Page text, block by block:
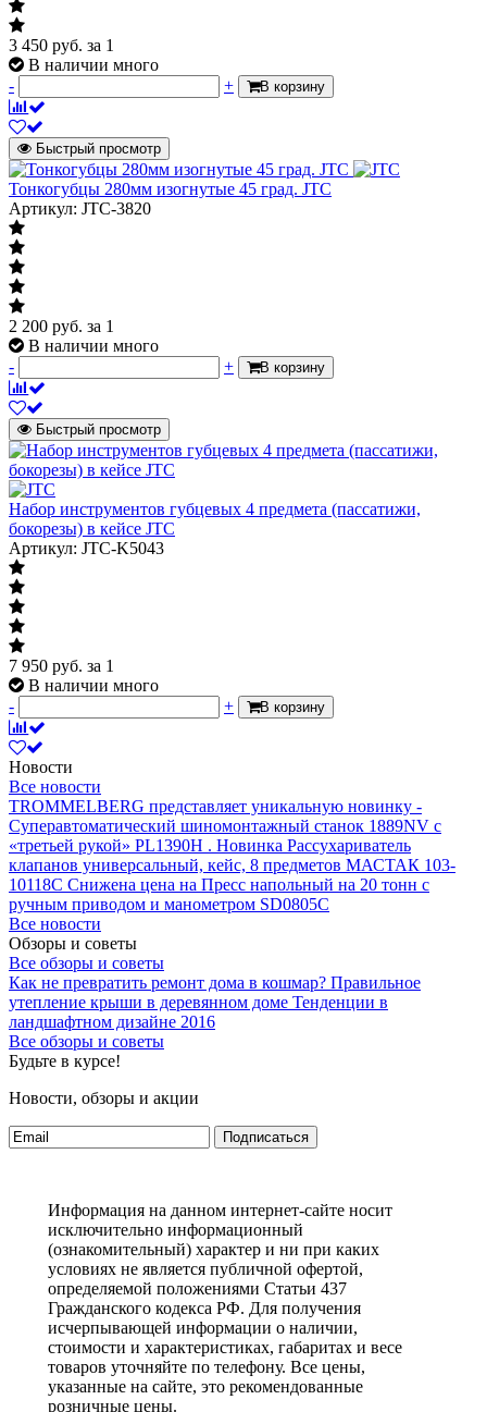
3 450 руб. за 1
В наличии много
-
+ В корзину
Быстрый просмотр
Тонкогубцы 280мм изогнутые 45 град. JTC
Артикул: JTC-3820
2 200 руб. за 1
В наличии много
-
+ В корзину
Быстрый просмотр
Набор инструментов губцевых 4 предмета (пассатижи,
бокорезы) в кейсе JTC
Артикул: JTC-K5043
7 950 руб. за 1
В наличии много
-
+ В корзину
Новости
Все новости
TROMMELBERG представляет уникальную новинку -
Суперавтоматический шиномонтажный станок 1889NV с
«третьей рукой» PL1390H . Новинка Рассухариватель
клапанов универсальный, кейс, 8 предметов МАСТАК 103-
10118C Снижена цена на Пресс напольный на 20 тонн с
ручным приводом и манометром SD0805C
Все новости
Обзоры и советы
Все обзоры и советы
Как не превратить ремонт дома в кошмар? Правильное
утепление крыши в деревянном доме Тенденции в
ландшафтном дизайне 2016
Все обзоры и советы
Будьте в курсе!
Новости, обзоры и акции
Подписаться
Информация на данном интернет-сайте носит
исключительно информационный
(ознакомительный) характер и ни при каких
условиях не является публичной офертой,
определяемой положениями Статьи 437
Гражданского кодекса РФ. Для получения
исчерпывающей информации о наличии,
стоимости и характеристиках, габаритах и весе
товаров уточняйте по телефону. Все цены,
указанные на сайте, это рекомендованные
розничные цены.